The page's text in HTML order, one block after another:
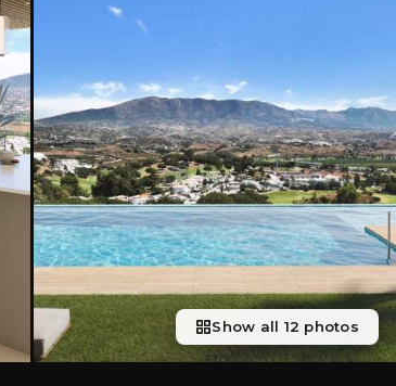
Show all 12 photos